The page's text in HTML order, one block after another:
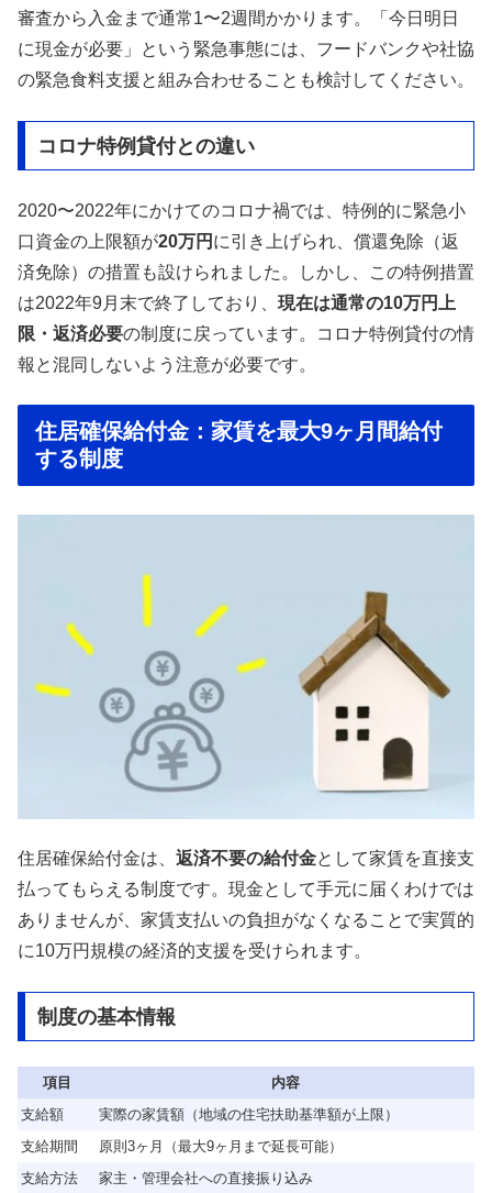
審査から入金まで通常1〜2週間かかります。「今日明日
に現金が必要」という緊急事態には、フードバンクや社協
の緊急食料支援と組み合わせることも検討してください。
コロナ特例貸付との違い
2020〜2022年にかけてのコロナ禍では、特例的に緊急小
口資金の上限額が20万円 に引き上げられ、償還免除（返
済免除）の措置も設けられました。しかし、この特例措置
は2022年9月末で終了しており、 現在は通常の10万円上
限・返済必要の制度に戻っています。コロナ特例貸付の情
報と混同しないよう注意が必要です。
住居確保給付金：家賃を最大9ヶ月間給付
する制度
住居確保給付金は、 返済不要の給付金として家賃を直接支
払ってもらえる制度です。現金として手元に届くわけでは
ありませんが、家賃支払いの負担がなくなることで実質的
に10万円規模の経済的支援を受けられます。
制度の基本情報
項目
内容
支給額
実際の家賃額（地域の住宅扶助基準額が上限）
支給期間
原則3ヶ月（最大9ヶ月まで延長可能）
支給方法
家主・管理会社への直接振り込み